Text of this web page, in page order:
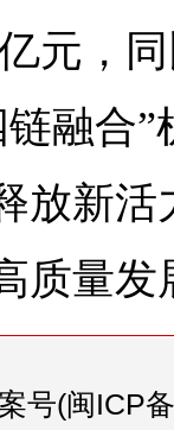
元，
链融合
放新
质量发
号(闽ICP